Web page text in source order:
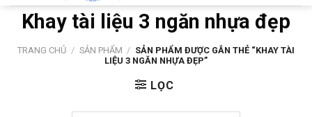
Khay tài liệu 3 ngăn nhựa đẹp
TRANG CHỦ / SẢN PHẨM / SẢN PHẨM ĐƯỢC GẮN THẺ “KHAY TÀI
LIỆU 3 NGĂN NHỰA ĐẸP”
LỌC